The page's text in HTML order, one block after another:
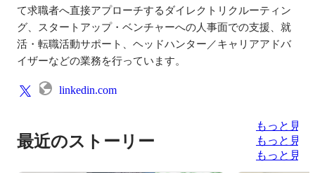
て求職者へ直接アプローチするダイレクトリクルーティン
グ、スタートアップ・ベンチャーへの人事面での支援、就
活・転職活動サポート、ヘッドハンター／キャリアアドバ
イザーなどの業務を行っています。
linkedin.com
最近のストーリー
もっと見る
もっと見る
もっと見る